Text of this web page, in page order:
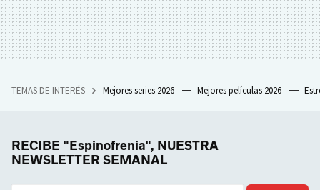
TEMAS DE INTERÉS Mejores series 2026 Mejores películas 2026
RECIBE "Espinofrenia", NUESTRA
NEWSLETTER SEMANAL